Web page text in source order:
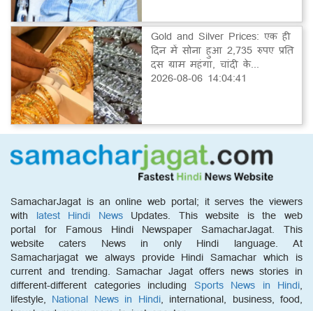
Gold and Silver Prices: एक ही
दिन में सोना हुआ 2,735 रुपए प्रति
दस ग्राम महंगा, चांदी के...
2026-08-06 14:04:41
SamacharJagat is an online web portal; it serves the viewers
with latest Hindi NewsUpdates. This website is the web
portal for Famous Hindi Newspaper SamacharJagat. This
website caters News in only Hindi language. At
Samacharjagat we always provide Hindi Samachar which is
current and trending. Samachar Jagat offers news stories in
different-different categories including Sports News in Hindi,
lifestyle, National News in Hindi, international, business, food,